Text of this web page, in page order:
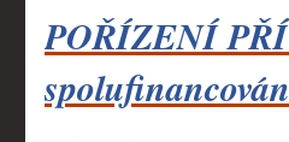
POŘÍZENÍ